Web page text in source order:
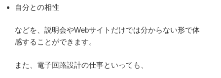
自分との相性
などを、説明会やWebサイトだけでは分からない形で体
感することができます。
また、電子回路設計の仕事といっても、